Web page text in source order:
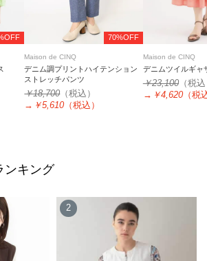
70%OFF
Maison de CINQ
デニム調プリントハイテンション
ストレッチパンツ
￥18,700（税込）
→ ￥5,610 （税込）
Maison de CINQ
デニムツイルギャ
￥23,100（税
→ ￥4,620（税
ンキング
2